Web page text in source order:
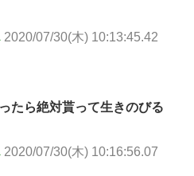
2020/07/30(木) 10:13:45.42
たら絶対貰って生きのびる
2020/07/30(木) 10:16:56.07